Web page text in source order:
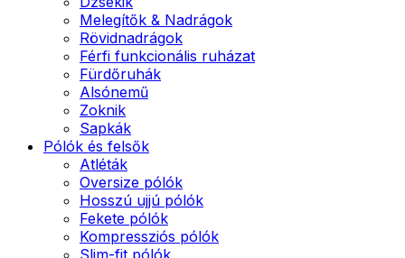
Melegítők & Nadrágok
Rövidnadrágok
Férfi funkcionális ruházat
Fürdőruhák
Alsónemű
Zoknik
Sapkák
Pólók és felsők
Atléták
Oversize pólók
Hosszú ujjú pólók
Fekete pólók
Kompressziós pólók
Slim-fit pólók